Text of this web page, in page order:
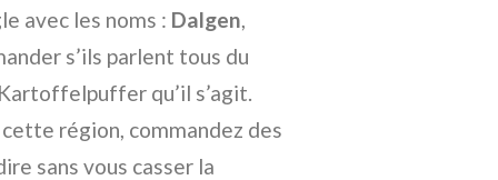
avec les noms : Dalgen,
s’ils parlent tous du
qu’il s’agit.
région, commandez des
sans vous casser la